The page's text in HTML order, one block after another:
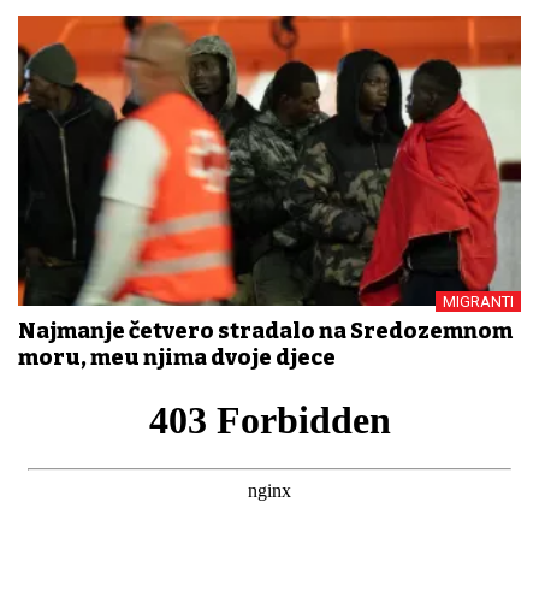
MIGRANTI
Najmanje četvero stradalo na Sredozemnom
moru, među njima dvoje djece